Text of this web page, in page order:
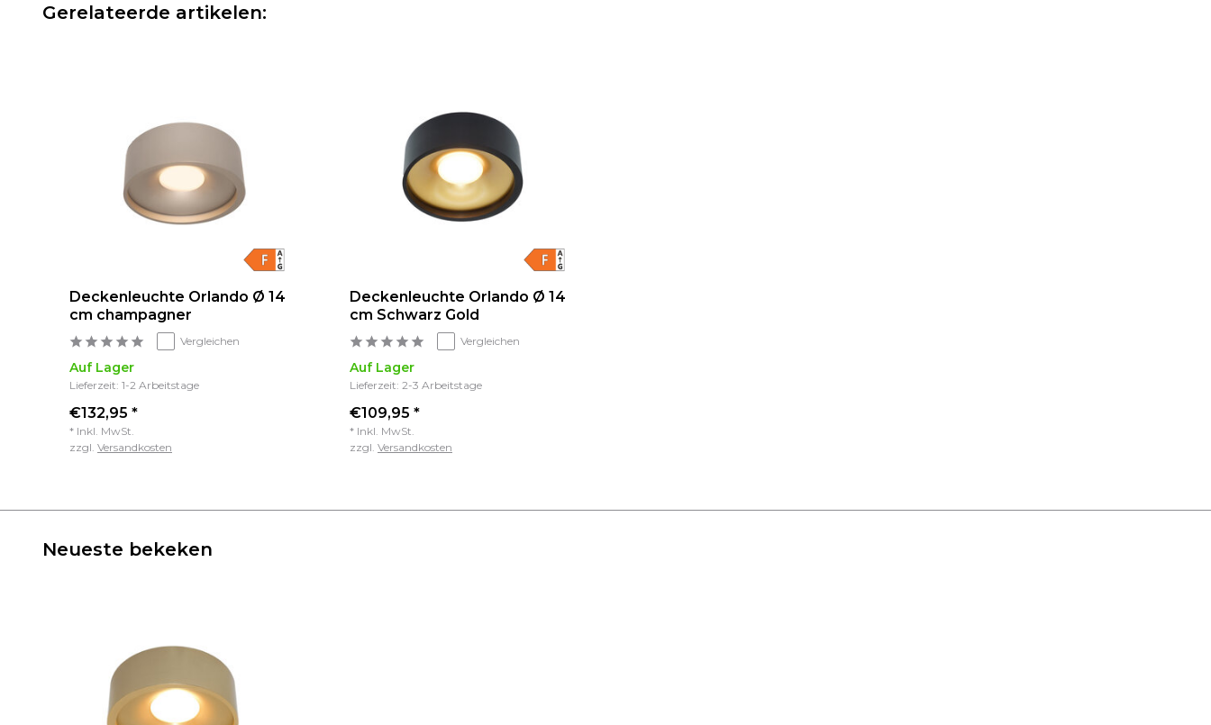
Gerelateerde artikelen:
Deckenleuchte Orlando Ø 14
cm champagner
Vergleichen
Auf Lager
Lieferzeit: 1-2 Arbeitstage
€132,95 *
* Inkl. MwSt.
zzgl. Versandkosten
Deckenleuchte Orlando Ø 14
cm Schwarz Gold
Vergleichen
Auf Lager
Lieferzeit: 2-3 Arbeitstage
€109,95 *
* Inkl. MwSt.
zzgl. Versandkosten
Neueste bekeken